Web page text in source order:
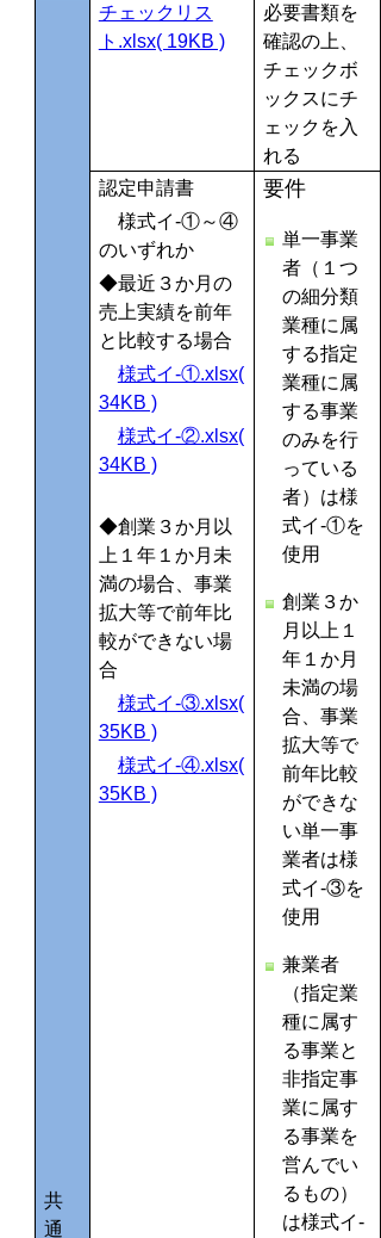
共
通
チェックリス
ト.xlsx( 19KB )
必要書類を
確認の上、
チェックボ
ックスにチ
ェックを入
れる
認定申請書
様式イ-①～④
のいずれか
◆最近３か月の
売上実績を前年
と比較する場合
様式イ-①.xlsx(
34KB )
様式イ-②.xlsx(
34KB )
◆創業３か月以
上１年１か月未
満の場合、事業
拡大等で前年比
較ができない場
合
様式イ-③.xlsx(
35KB )
様式イ-④.xlsx(
35KB )
要件
単一事業
者（１つ
の細分類
業種に属
する指定
業種に属
する事業
のみを行
っている
者）は様
式イ-①を
使用
創業３か
月以上１
年１か月
未満の場
合、事業
拡大等で
前年比較
ができな
い単一事
業者は様
式イ‐③を
使用
兼業者
（指定業
種に属す
る事業と
非指定事
業に属す
る事業を
営んでい
るもの）
は様式イ-